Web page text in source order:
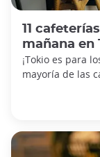
11
mañana en
¡Tokio es para
mayoría de las